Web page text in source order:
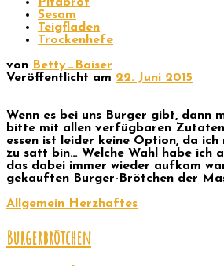
Sesam
Teigfladen
Trockenhefe
von Betty_Baiser
Veröffentlicht am 22. Juni 2015
Wenn es bei uns Burger gibt, dann
bitte mit allen verfügbaren Zutaten
essen ist leider keine Option, da ich
zu satt bin… Welche Wahl habe ich
das dabei immer wieder aufkam
gekauften Burger-Brötchen der
Allgemein Herzhaftes
Burgerbrötchen